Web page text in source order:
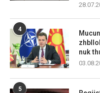
4
nuk
5